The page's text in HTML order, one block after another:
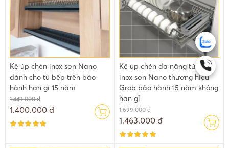
Kệ úp chén inox sơn Nano
dành cho tủ bếp trên bảo
hành han gỉ 15 năm
1.449.000 đ
1.400.000 đ
Kệ úp chén đa năng tủ dưới
inox sơn Nano thương hiệu
Grob bảo hành 15 năm không
han gỉ
1.699.000 đ
1.463.000 đ